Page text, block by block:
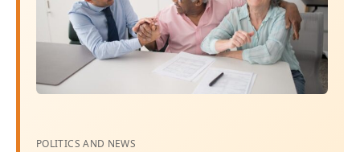
POLITICS AND NEWS